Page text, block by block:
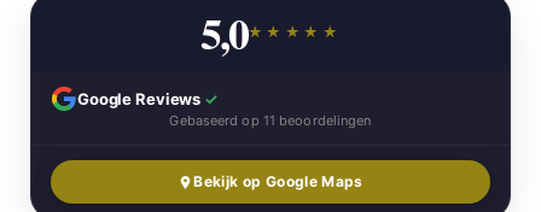
5,0★★★★★
Google Reviews ✓
Gebaseerd op 11 beoordelingen
Bekijk op Google Maps